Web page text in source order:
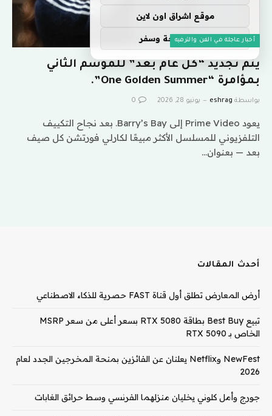
أخبار عاجلة في الفن والترفيه
يتم تجديد “كل عام بعد” للموسم الثاني
بمؤامرة “One Golden Summer”.
بواسطة eshrag يونيو 28, 2026 0
يعود Prime Video إلى Barry’s Bay. بعد نجاح التكييف
التلفزيوني للمسلسل الأكثر مبيعًا لكارلي فورتشن كل صيف
بعد — بعنوان…
أحدث المقالات
أرض المعارض تطلق أول قناة FAST حصرية للذكاء الاصطناعي
تبيع Best Buy بطاقة RTX 5080 بسعر أعلى من سعر MSRP
الخاص بـ RTX 5090
NewFest وNetflix يعلنان عن الفائزين بمنحة المخرجين الجدد لعام
2026
جورج وأمل كلوني يخليان منزلهما الفرنسي وسط حرائق الغابات
موقع اشراق اون لاين
اركان سياحة وسفر